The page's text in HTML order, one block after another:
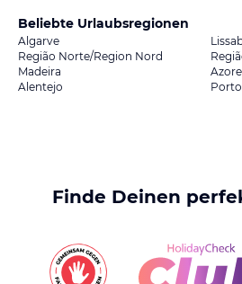
Beliebte Urlaubsregionen
Algarve
Região Norte/Region Nord
Madeira
Alentejo
Finde Deinen